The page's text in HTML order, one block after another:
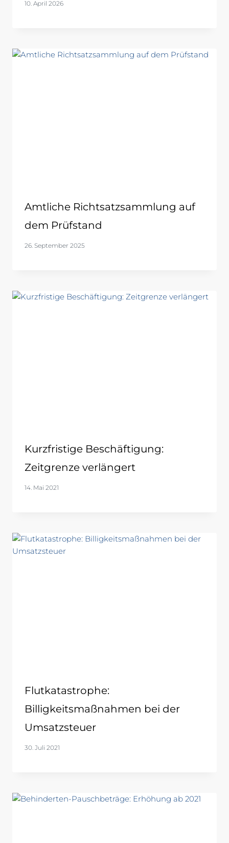
10. April 2026
Amtliche Richtsatzsammlung auf
dem Prüfstand
26. September 2025
Kurzfristige Beschäftigung:
Zeitgrenze verlängert
14. Mai 2021
Flutkatastrophe:
Billigkeitsmaßnahmen bei der
Umsatzsteuer
30. Juli 2021